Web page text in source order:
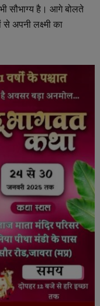
सौभाग्य है। आगे बोलते
से अपनी लक्ष्मी का